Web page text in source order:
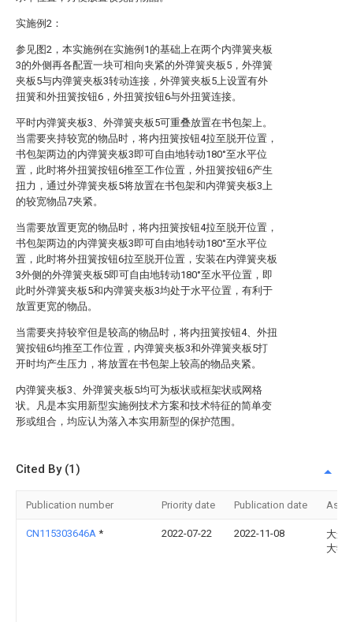
实施例2：
参见图2，本实施例在实施例1的基础上在两个内弹簧夹板
3的外侧再各配置一块可相向夹紧的外弹簧夹板5，外弹簧
夹板5与内弹簧夹板3转动连接，外弹簧夹板5上设置有外
扭簧和外扭簧按钮6，外扭簧按钮6与外扭簧连接。
平时内弹簧夹板3、外弹簧夹板5可重叠放置在书包架上。
当需要夹持较宽的物品时，将内扭簧按钮4拉至脱开位置，
书包架两边的内弹簧夹板3即可自由地转动180°至水平位
置，此时将外扭簧按钮6推至工作位置，外扭簧按钮6产生
扭力，通过外弹簧夹板5将放置在书包架和内弹簧夹板3上
的较宽物品7夹紧。
当需要放置更宽的物品时，将内扭簧按钮4拉至脱开位置，
书包架两边的内弹簧夹板3即可自由地转动180°至水平位
置，此时将外扭簧按钮6拉至脱开位置，安装在内弹簧夹板
3外侧的外弹簧夹板5即可自由地转动180°至水平位置，即
此时外弹簧夹板5和内弹簧夹板3均处于水平位置，有利于
放置更宽的物品。
当需要夹持较窄但是较高的物品时，将内扭簧按钮4、外扭
簧按钮6均推至工作位置，内弹簧夹板3和外弹簧夹板5打
开时均产生压力，将放置在书包架上较高的物品夹紧。
内弹簧夹板3、外弹簧夹板5均可为板状或框架状或网格
状。凡是本实用新型实施例技术方案和技术特征的简单变
形或组合，均应认为落入本实用新型的保护范围。
Cited By (1)
Publication number Priority date Publication date
CN115303646A * 2022-07-22 2022-11-08
大连
大学